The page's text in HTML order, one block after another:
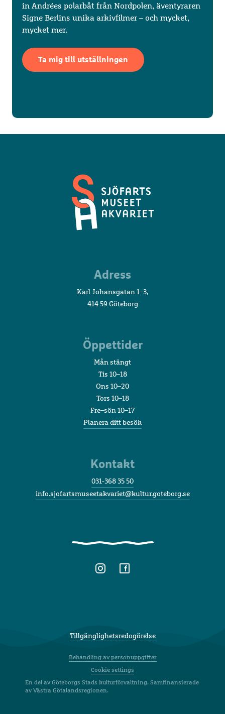
in Andrées polarbåt från Nordpolen, äventyraren
Signe Berlins unika arkivfilmer – och mycket,
mycket mer.
Ta mig till utställningen
AkvarietAdress
Karl Johansgatan 1–3,
414 59 Göteborg
Öppettider
Mån stängt
Tis 10–18
Ons 10–20
Tors 10–18
Fre–sön 10–17
Planera ditt besök
Kontakt
031-368 35 50
info.sjofartsmuseetakvariet@kultur.goteborg.se
Tillgänglighetsredogörelse
Behandling av personuppgifter
Cookie settings
En del av Göteborgs Stads kulturförvaltning. Samfinansierade
av Västra Götalandsregionen.